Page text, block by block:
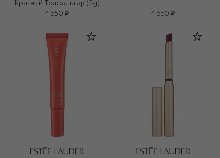
Красный Трафальгар (2g)
4 550 ₽
4 550 ₽